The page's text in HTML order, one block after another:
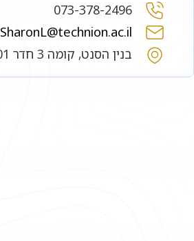
073-378-2496
SharonL@technion.ac.il
בנין הסנט, קומה 3 חדר 301